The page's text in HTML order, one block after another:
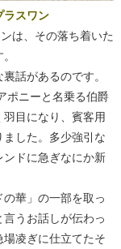
ラスワン
は、その落ち着いた
話があるのです。
ポニーと名乗る伯爵
目になり、賓客用
した。多少強引な
ンドに急ぎなにか新
華」の一部を取っ
うお話しが伝わっ
凌ぎに仕立てたそ